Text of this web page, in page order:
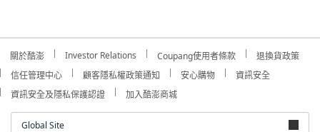
關於酷澎 Investor Relations Coupang使用者條款
退換貨政策
信任管理中心
顧客隱私權政策通知 安心購物
資訊安全
資訊安全及隱私保護認證
加入酷澎商城
Global Site